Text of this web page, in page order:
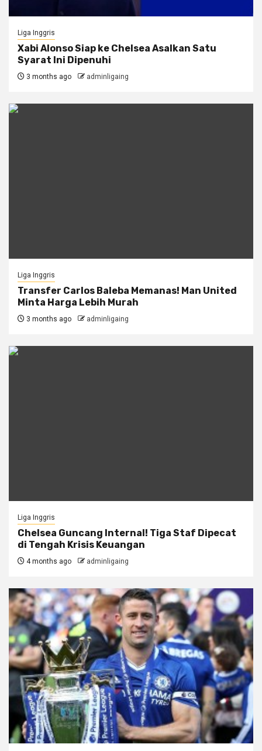
Liga Inggris
Xabi Alonso Siap ke Chelsea Asalkan Satu
Syarat Ini Dipenuhi
3 months ago adminligaing
Liga Inggris
Transfer Carlos Baleba Memanas! Man United
Minta Harga Lebih Murah
3 months ago adminligaing
Liga Inggris
Chelsea Guncang Internal! Tiga Staf Dipecat
di Tengah Krisis Keuangan
4 months ago adminligaing